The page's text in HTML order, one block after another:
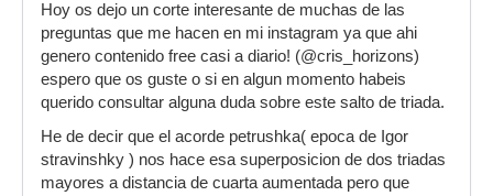
Hoy os dejo un corte interesante de muchas de las
preguntas que me hacen en mi instagram ya que ahi
genero contenido free casi a diario! (@cris_horizons)
espero que os guste o si en algun momento habeis
querido consultar alguna duda sobre este salto de triada.
He de decir que el acorde petrushka( epoca de Igor
stravinshky ) nos hace esa superposicion de dos triadas
mayores a distancia de cuarta aumentada pero que